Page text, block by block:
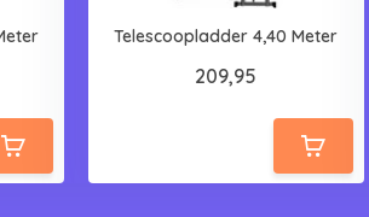
Telescoopladder 4,40 Meter
209,95